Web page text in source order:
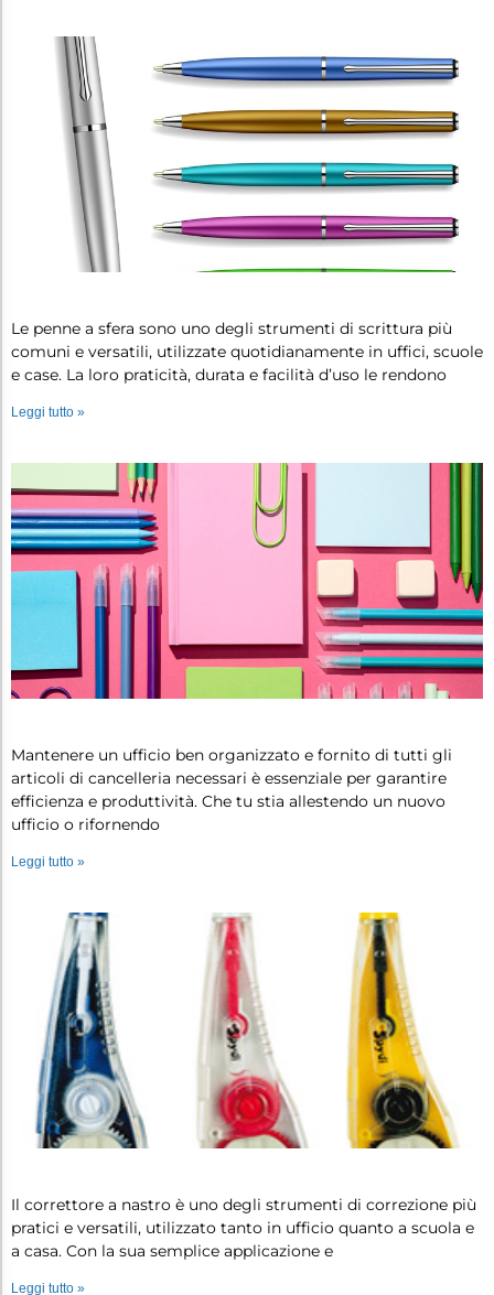
Le penne a sfera sono uno degli strumenti di scrittura più
comuni e versatili, utilizzate quotidianamente in uffici, scuole
e case. La loro praticità, durata e facilità d’uso le rendono
Leggi tutto »
Mantenere un ufficio ben organizzato e fornito di tutti gli
articoli di cancelleria necessari è essenziale per garantire
efficienza e produttività. Che tu stia allestendo un nuovo
ufficio o rifornendo
Leggi tutto »
Il correttore a nastro è uno degli strumenti di correzione più
pratici e versatili, utilizzato tanto in ufficio quanto a scuola e
a casa. Con la sua semplice applicazione e
Leggi tutto »